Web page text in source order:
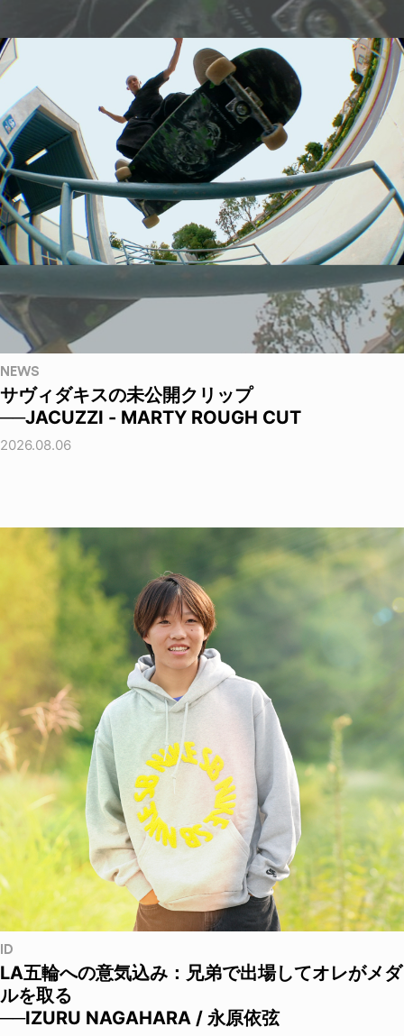
NEWS
サヴィダキスの未公開クリップ
──JACUZZI - MARTY ROUGH CUT
2026.08.06
ID
LA五輪への意気込み：兄弟で出場してオレがメダ
ルを取る
──IZURU NAGAHARA / 永原依弦